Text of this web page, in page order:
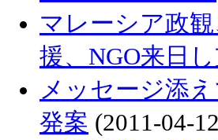
マレーシア政
援、NGO来日
メッセージ添
発案 (2011-04-